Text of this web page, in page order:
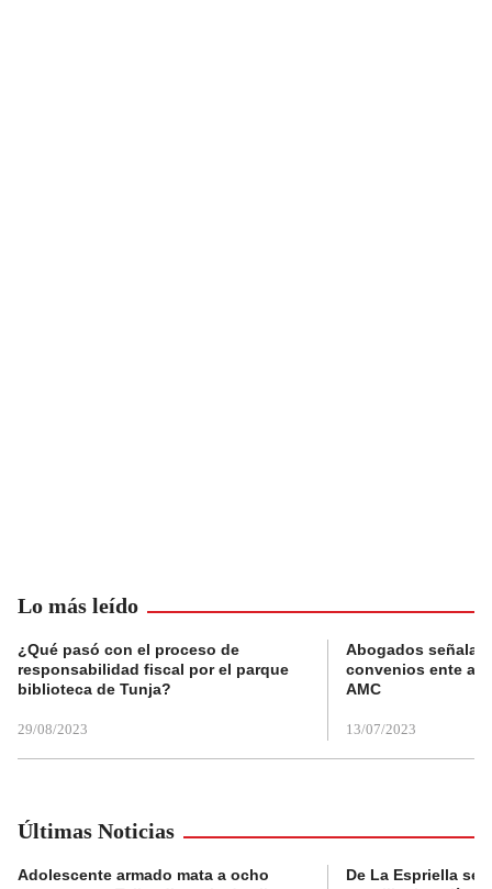
Lo más leído
¿Qué pasó con el proceso de
responsabilidad fiscal por el parque
biblioteca de Tunja?
29/08/2023
Abogados
convenios ente
AMC
13/07/2023
Últimas Noticias
Adolescente armado mata a ocho
De La Espriella se